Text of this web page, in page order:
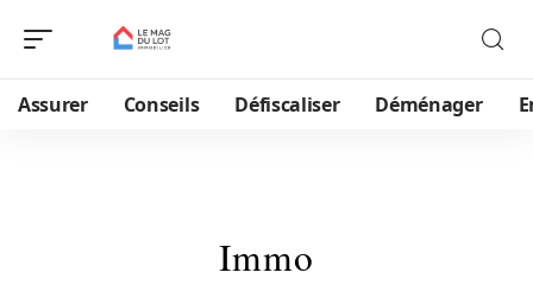
Assurer Conseils Défiscaliser Déménager
Immo